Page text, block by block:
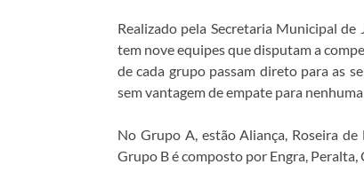
Realizado pela Secretaria Municipal
tem nove equipes que disputam a
de cada grupo passam direto para as
sem vantagem de empate para
No Grupo A, estão Aliança, Roseira
Grupo B é composto por Engra, Peralta,